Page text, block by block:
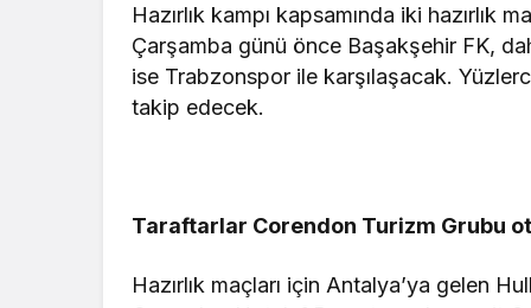
Hazırlık kampı kapsamında iki hazırlık
Çarşamba günü önce Başakşehir FK,
ise Trabzonspor ile karşılaşacak.
takip edecek.
Taraftarlar Corendon Turizm Grubu
Hazırlık maçları için Antalya’ya gelen